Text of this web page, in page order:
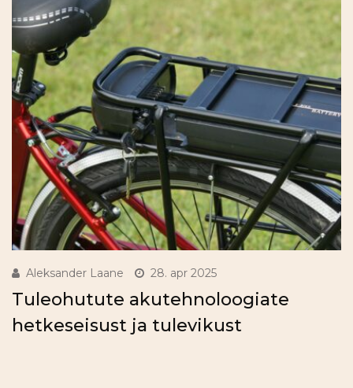
Aleksander Laane 28. apr 2025
Tuleohutute akutehnoloogiate
hetkeseisust ja tulevikust